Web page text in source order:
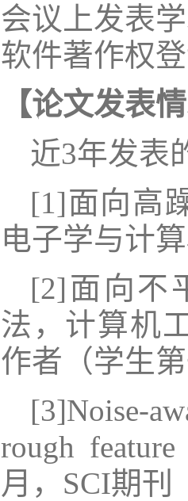
会议上发表
软件著作权
【论文发表
近3年发表
[1]面向高
电子学与计
[2]面向不
法，计算机
作者（学生
[3]Noise-
rough
月 ， SCI期刊